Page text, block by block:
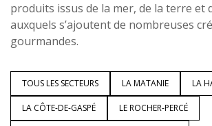
produits issus de la mer, de la terre et
auxquels s’ajoutent de nombreuses
gourmandes.
TOUS LES SECTEURS LA MATANIE LA
LA CÔTE-DE-GASPÉ LE ROCHER-PERCÉ